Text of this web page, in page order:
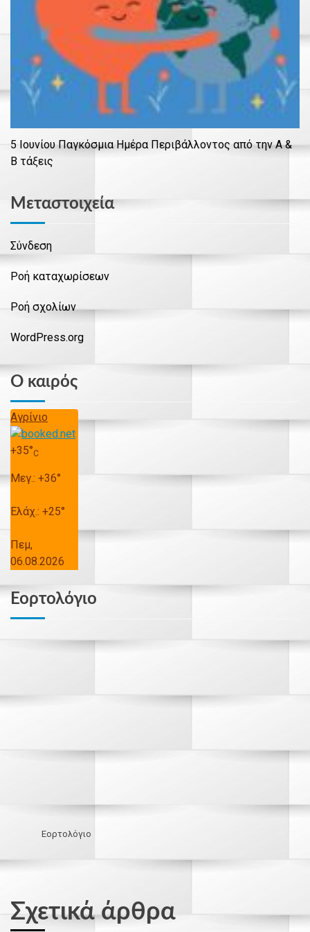
5 Ιουνίου Παγκόσμια Ημέρα Περιβάλλοντος από την Α &
Β τάξεις
Μεταστοιχεία
Σύνδεση
Ροή καταχωρίσεων
Ροή σχολίων
WordPress.org
Ο καιρός
Αγρίνιο
+35°C
Μεγ.: +36°
Ελάχ.: +25°
Πεμ,
06.08.2026
Εορτολόγιο
Εορτολόγιο
Σχετικά άρθρα